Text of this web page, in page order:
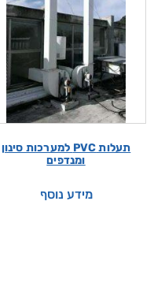
תעלות PVC למערכות סינון
ומנדפים
מידע נוסף